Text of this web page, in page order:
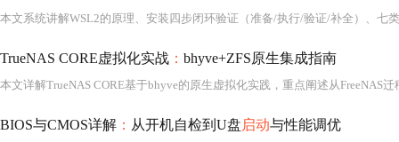
TrueNAS CORE虚拟化实战 ： bhyve+ZFS原生集成指南
本文详解TrueNAS CORE基于bhyve的原生虚拟化实践，重点阐述从FreeNAS
BIOS与CMOS详解 ： 从开机自检到U盘 启动与性能调优